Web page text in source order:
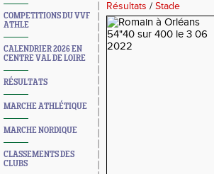
COMPETITIONS DU VVF
ATHLE
CALENDRIER 2026 EN
CENTRE VAL DE LOIRE
RÉSULTATS
MARCHE ATHLÉTIQUE
MARCHE NORDIQUE
CLASSEMENTS DES
CLUBS
Résultats / Stade